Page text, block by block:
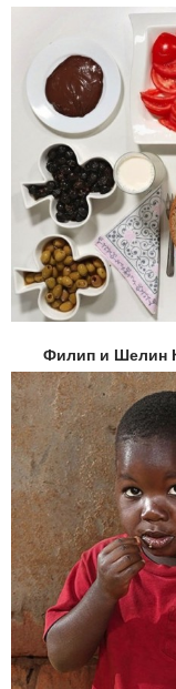
Филип и Шелин